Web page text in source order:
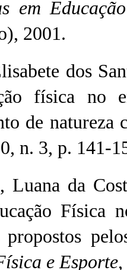
em
2001.
dos
física no
de
n. 3, p. 141-
Luana da
Física
propostos
e Esporte